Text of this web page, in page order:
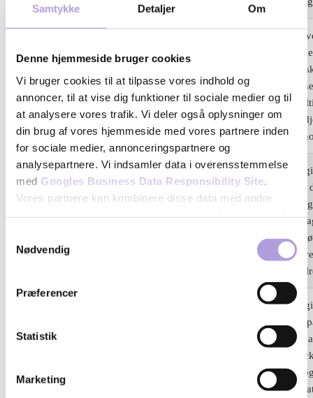
Samtykke Detaljer Om
Denne hjemmeside bruger cookies
Vi bruger cookies til at tilpasse vores indhold og
annoncer, til at vise dig funktioner til sociale medier og til
at analysere vores trafik. Vi deler også oplysninger om
din brug af vores hjemmeside med vores partnere inden
for sociale medier, annonceringspartnere og
analysepartnere. Vi indsamler data i overensstemmelse
med Googles Business Data Responsibility Site
Vores partnere kan kombinere disse data med andre
Nødvendig
Præferencer
Statistik
Marketing
fr facebook.com
NID google.com
ID,
ID
for